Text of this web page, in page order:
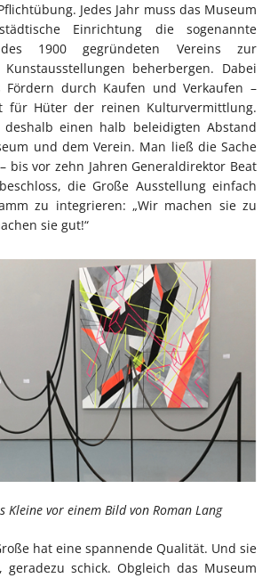
Jedes Jahr muss das Museum
Einrichtung die sogenannte
1900 gegründeten Vereins zur
beherbergen. Dabei
durch Kaufen und Verkaufen –
für Hüter der reinen Kulturvermittlung.
einen halb beleidigten Abstand
und dem Verein. Man ließ die Sache
bis vor zehn Jahren Generaldirektor Beat
die Große Ausstellung einfach
zu integrieren: „Wir machen sie zu
sie gut!“
Kleine vor einem Bild von Roman Lang
hat eine spannende Qualität. Und sie
geradezu schick. Obgleich das Museum